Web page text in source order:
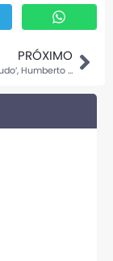
PRÓXIMO
Galã de ‘Vale Tudo’, Humberto Carrão se refresca em praia do Rio; fotos